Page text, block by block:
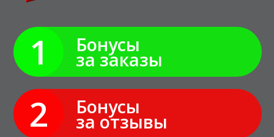
1 Бонусы
за заказы
2 Бонусы
за отзывы